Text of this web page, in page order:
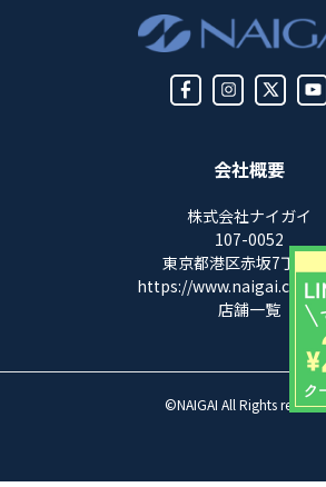
会社概要
株式会社ナイガイ
107-0052
東京都港区赤坂7丁目8-5
https://
店舗一覧
©NAIGAI All Rights